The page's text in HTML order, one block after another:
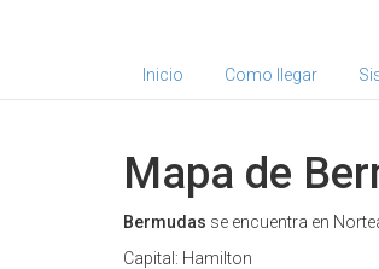
Inicio Como llegar
Mapa de
Bermudas se encuentra en
Capital: Hamilton